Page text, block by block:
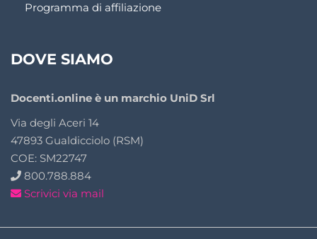
Programma di affiliazione
DOVE SIAMO
Docenti.online è un marchio UniD Srl
Via degli Aceri 14
47893 Gualdicciolo (RSM)
COE: SM22747
800.788.884
Scrivici via mail